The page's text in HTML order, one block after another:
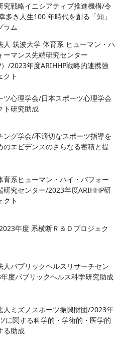
究戦略イニシアティブ推進機構/令
多き人生100 年時代を創る「知」
ラム
人 筑波大学 体育系 ヒューマン・ハ
ーマンス先端研究センター
）/2023年度ARIHHP戦略的連携強
クト
ツ心理学会/日本スポーツ心理学会
ト研究助成
ング学会/不適切なスポーツ指導を
のエビデンスのさらなる蓄積と提
育系ヒューマン・ハイ・パフォー
研究センター/2023年度ARIHHP研
クト
年度 系横断Ｒ＆Ｄプロジェク
人パブリックヘルスリサーチセン
度パブリックヘルス科学研究助成
人ミズノスポーツ振興財団/2023年
に関する科学的・学術的・医学的
る助成